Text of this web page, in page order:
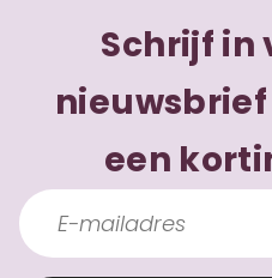
Schrijf in
een